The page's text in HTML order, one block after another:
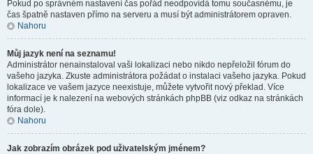
Pokud po správném nastavení čas pořád neodpovídá tomu současnému, je
čas špatně nastaven přímo na serveru a musí být administrátorem opraven.
Nahoru
Můj jazyk není na seznamu!
Administrátor nenainstaloval vaši lokalizaci nebo nikdo nepřeložil fórum do
vašeho jazyka. Zkuste administrátora požádat o instalaci vašeho jazyka. Pokud
lokalizace ve vašem jazyce neexistuje, můžete vytvořit nový překlad. Více
informací je k nalezení na webových stránkách phpBB (viz odkaz na stránkách
fóra dole).
Nahoru
Jak zobrazím obrázek pod uživatelským jménem?